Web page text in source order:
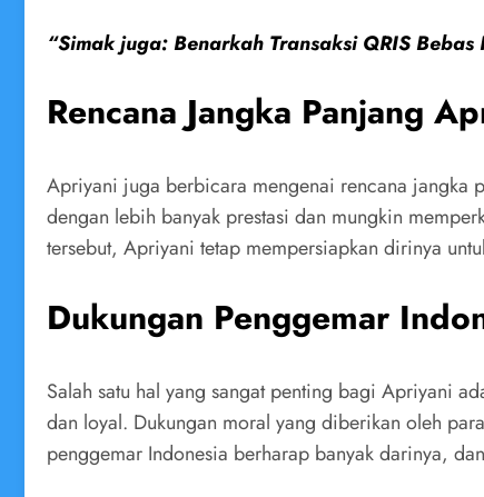
“Simak juga: Benarkah Transaksi QRIS
Rencana Jangka Panjang
Apriyani juga berbicara mengenai rencana jangka
dengan lebih banyak prestasi dan mungkin
tersebut, Apriyani tetap mempersiapkan dirinya
Dukungan Penggemar
Salah satu hal yang sangat penting bagi Apriyani
dan loyal. Dukungan moral yang diberikan oleh
penggemar Indonesia berharap banyak darinya,